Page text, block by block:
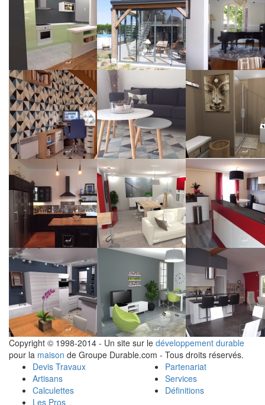
Copyright © 1998-2014 - Un site sur le développement durable
pour la maison de Groupe Durable.com - Tous droits réservés.
Devis Travaux
Artisans
Calculettes
Les Pros
Partenariat
Services
Définitions